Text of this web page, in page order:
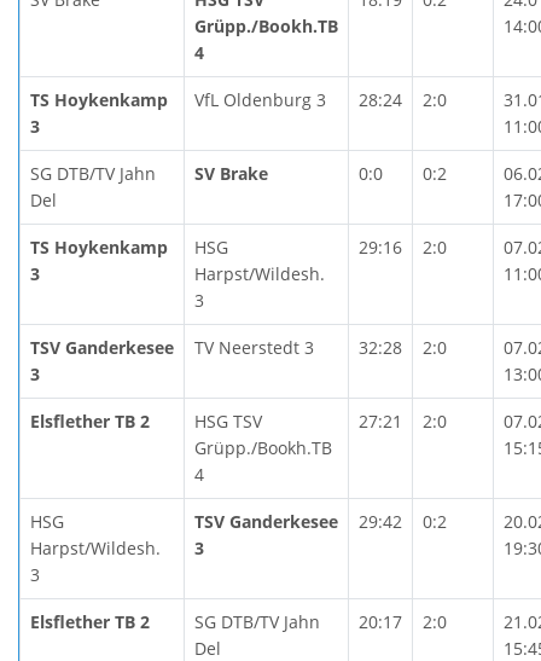
Grüpp./Bookh.TB
4
TS Hoykenkamp
3
VfL Oldenburg 3 28:24 2:0
SG DTB/TV Jahn
Del
SV Brake 0:0 0:2
TS Hoykenkamp
3
HSG
Harpst/Wildesh.
3
29:16 2:0
TSV Ganderkesee
3
TV Neerstedt 3 32:28 2:0
Elsflether TB 2
HSG TSV
Grüpp./Bookh.TB
4
27:21 2:0
HSG
Harpst/Wildesh.
3
TSV Ganderkesee
3
29:42 0:2
Elsflether TB 2
SG DTB/TV Jahn
Del
20:17 2:0